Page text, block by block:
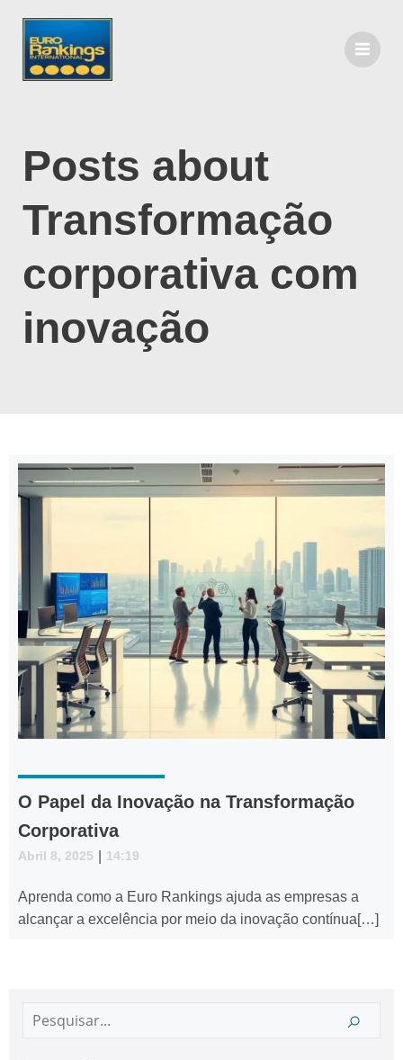
Posts about
Transformação
corporativa com
inovação
O Papel da Inovação na Transformação
Corporativa
Abril 8, 2025 14:19
Aprenda como a Euro Rankings ajuda as empresas a
alcançar a excelência por meio da inovação contínua[…]